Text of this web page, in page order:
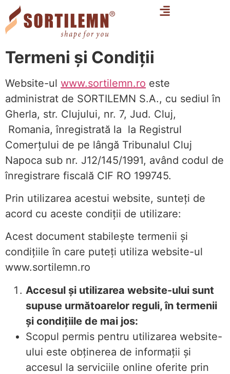
Termeni și Condiții
Website-ul www.sortilemn.ro este
administrat de SORTILEMN S.A., cu sediul în
Gherla, str. Clujului, nr. 7, Jud. Cluj,
Romania, înregistrată la la Registrul
Comerțului de pe lângă Tribunalul Cluj
Napoca sub nr. J12/145/1991, având codul de
înregistrare fiscală CIF RO 199745.
Prin utilizarea acestui website, sunteți de
acord cu aceste condiții de utilizare:
Acest document stabilește termenii și
condițiile în care puteți utiliza website-ul
www.sortilemn.ro
Accesul și utilizarea website-ului sunt
supuse următoarelor reguli, în termenii
și condițiile de mai jos:
Scopul permis pentru utilizarea website-
ului este obținerea de informații și
accesul la serviciile online oferite prin